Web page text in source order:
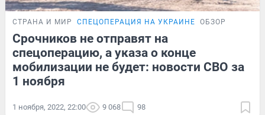
СТРАНА И МИР СПЕЦОПЕРАЦИЯ НА УКРАИНЕ ОБЗОР
Срочников не отправят на
спецоперацию, а указа о конце
мобилизации не будет: новости СВО за
1 ноября
1 ноября, 2022, 22:00 9 068 98